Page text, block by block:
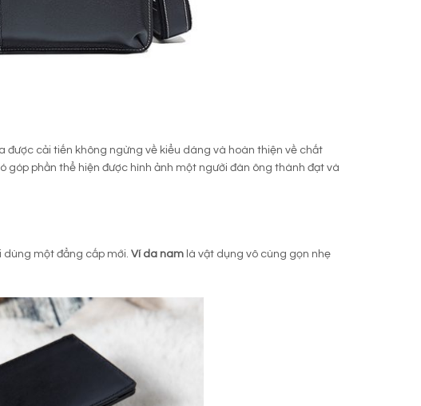
cải tiến không ngừng về kiểu dáng và hoàn thiện về chất
góp phần thể hiện được hình ảnh một người đàn ông thành đạt và
dùng một đẳng cấp mới. Ví da nam là vật dụng vô cùng gọn nhẹ